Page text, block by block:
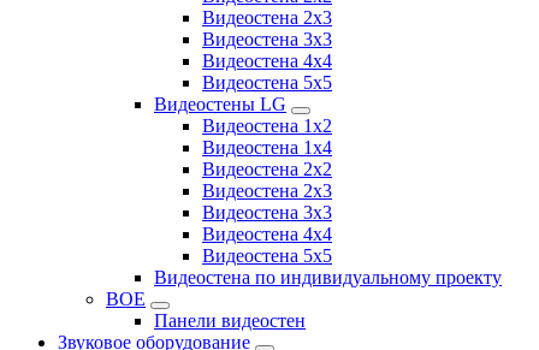
Видеостена 2х3
Видеостена 3x3
Видеостена 4x4
Видеостена 5x5
Видеостены LG
Видеостена 1x2
Видеостена 1x4
Видеостена 2x2
Видеостена 2x3
Видеостена 3x3
Видеостена 4x4
Видеостена 5x5
Видеостена по индивидуальному проекту
BOE
Панели видеостен
Звуковое оборудование